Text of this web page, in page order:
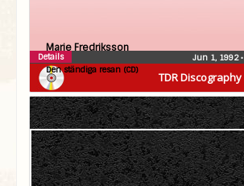
TDR Discography
Marie Fredriksson
Den ständiga resan (CD)
Jun 1, 1992•
Details